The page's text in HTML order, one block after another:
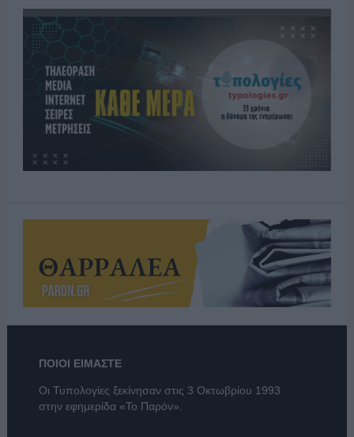
ΠΟΙΟΙ ΕΙΜΑΣΤΕ
Οι Τυπολογίες ξεκίνησαν στις 3 Οκτωβρίου 1993
στην εφημερίδα «Το Παρόν».